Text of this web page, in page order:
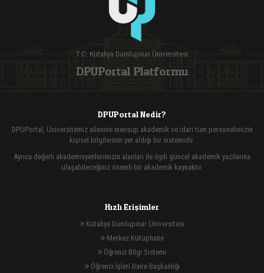
T.C. Kütahya Dumlupınar Üniversitesi
DPUPortal Platformu
DPUPortal Nedir?
DPUPortal, Üniversitemiz ailesine mensup akademik ve idari tüm personelimizin
kişisel bilgilerinin yer aldığı bir sistemidir.
Ayrıca değerli akademisyenlerimizin alanları ile ilgili güncel akademik yazılarına
ulaşabileceğiniz önemli bir akademik kaynaktır.
Hızlı Erişimler
Kütahya Dumlupınar Üniversitesi
Merkez Kütüphane
Öğrenci Bilgi Sistemi
Öğrenci İşleri Daire Başkanlığı